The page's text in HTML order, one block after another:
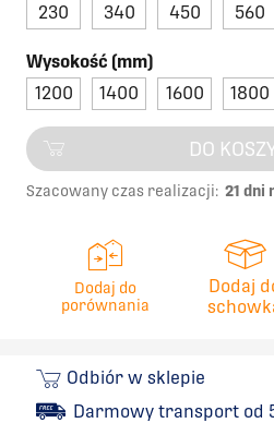
230
340 450 560
Wysokość (mm)
1200
1400 1600 1800
DO
Szacowany czas realizacji: 21 dni
Dodaj do
porównania
Dodaj
Odbiór w sklepie
Darmowy transport od